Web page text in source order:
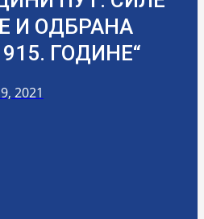
И ОДБРАНА
ГОДИНЕ“
2021